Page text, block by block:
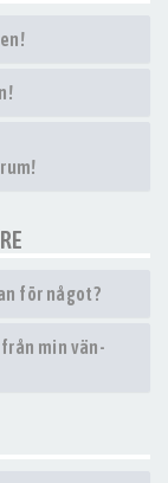
för något?
min vän-